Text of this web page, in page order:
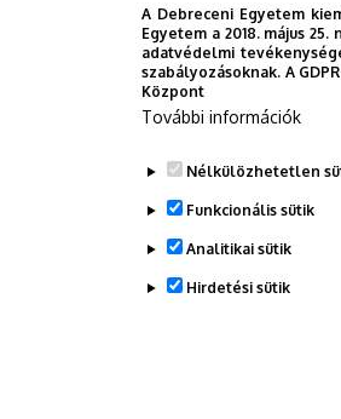
Nyitott az adott
Tantárgy
A Debreceni Egyetem
Egyetem a 2018. május
adatvédelmi
szabályozásoknak. A
Központ
További információk
Nélkülözhetetlen
Funkcionális sütik
Analitikai sütik
Hirdetési sütik